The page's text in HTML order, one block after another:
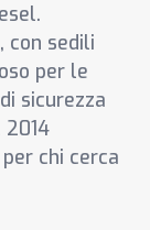
con sedili
per le
sicurezza
chi cerca